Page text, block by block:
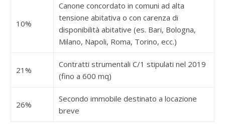
10%
Canone concordato in comuni ad alta
tensione abitativa o con carenza di
disponibilità abitative (es. Bari, Bologna,
Milano, Napoli, Roma, Torino, ecc.)
21%
Contratti strumentali C/1 stipulati nel 2019
(fino a 600 mq)
26%
Secondo immobile destinato a locazione
breve